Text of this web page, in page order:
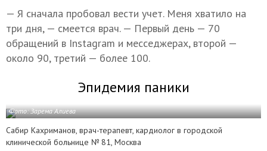
— Я сначала пробовал вести учет. Меня хватило на
три дня, — смеется врач. — Первый день — 70
обращений в Instagram и месседжерах, второй —
около 90, третий — более 100.
Эпидемия паники
Фото: Зарема Алиева
Сабир Кахриманов, врач-терапевт, кардиолог в городской
клинической больнице № 81, Москва